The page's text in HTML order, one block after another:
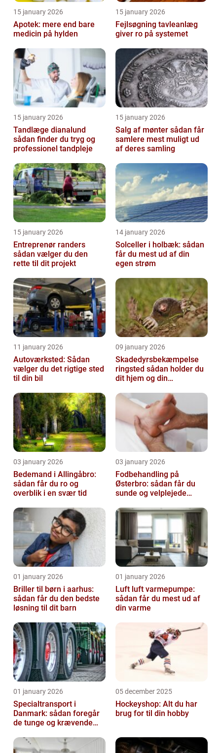
15 january 2026
Apotek: mere end bare
medicin på hylden
15 january 2026
Fejlsøgning tavleanlæg
giver ro på systemet
15 january 2026
Tandlæge dianalund
sådan finder du tryg og
professionel tandpleje
15 january 2026
Salg af mønter sådan får
samlere mest muligt ud
af deres samling
15 january 2026
Entreprenør randers
sådan vælger du den
rette til dit projekt
14 january 2026
Solceller i holbæk: sådan
får du mest ud af din
egen strøm
11 january 2026
Autoværksted: Sådan
vælger du det rigtige sted
til din bil
09 january 2026
Skadedyrsbekæmpelse
ringsted sådan holder du
dit hjem og din
gæster
03 january 2026
Bedemand i Allingåbro:
sådan får du ro og
overblik i en svær tid
03 january 2026
Fodbehandling på
Østerbro: sådan får du
sunde og velplejede
01 january 2026
Briller til børn i aarhus:
sådan får du den bedste
løsning til dit barn
01 january 2026
Luft luft varmepumpe:
sådan får du mest ud af
din varme
01 january 2026
Specialtransport i
Danmark: sådan foregår
de tunge og krævende
05 december 2025
Hockeyshop: Alt du har
brug for til din hobby